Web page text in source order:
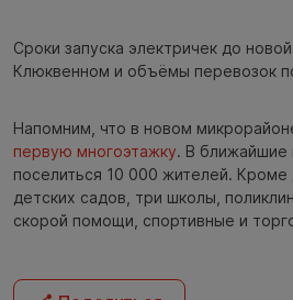
Сроки запуска электричек до
Клюквенном и объёмы перевозок
Напомним, что в новом
первую многоэтажку. В ближайшие
поселиться 10 000 жителей. Кроме
детских садов, три школы,
скорой помощи, спортивные и